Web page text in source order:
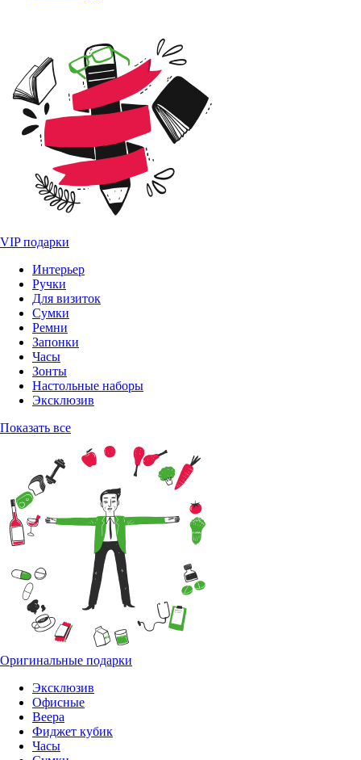
VIP подарки
Интерьер
Ручки
Для визиток
Сумки
Ремни
Запонки
Часы
Зонты
Настольные наборы
Эксклюзив
Показать все
Оригинальные подарки
Эксклюзив
Офисные
Веера
Фиджет кубик
Часы